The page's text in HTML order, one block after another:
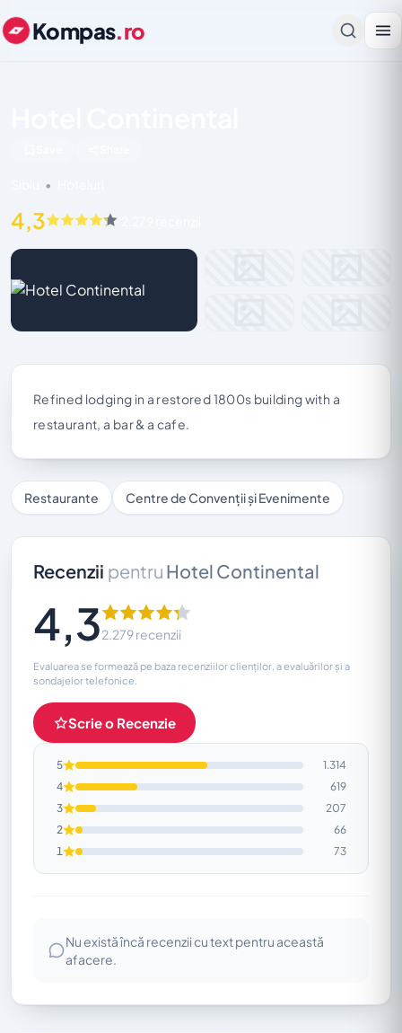
Kompas.ro
•
4,3
Refined lodging in a restored 1800s building with a
restaurant, a bar & a cafe.
Restaurante Centre de Convenții și Evenimente
Recenzii pentru Hotel Continental
4,32.279 recenzii
Evaluarea se formează pe baza recenziilor clienților, a evaluărilor și a
sondajelor telefonice.
Scrie o Recenzie
5
1.314
4
619
3
207
2
66
1
73
Nu există încă recenzii cu text pentru această
afacere.